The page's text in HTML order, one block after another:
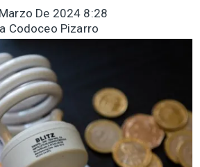
De 2024 8:28
Codoceo Pizarro